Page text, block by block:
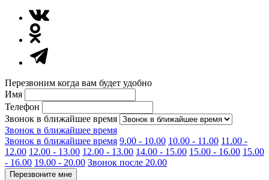
Перезвоним когда вам будет удобно
Имя
Телефон
Звонок в ближайшее время
Звонок в ближайшее время
Звонок в ближайшее время 9.00 - 10.00 10.00 - 11.00 11.00 -
12.00 12.00 - 13.00 12.00 - 13.00 14.00 - 15.00 15.00 - 16.00 15.00
- 16.00 19.00 - 20.00 Звонок после 20.00
Перезвоните мне